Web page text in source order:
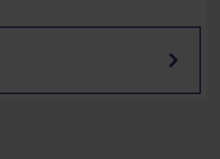
keyboard_arrow_right